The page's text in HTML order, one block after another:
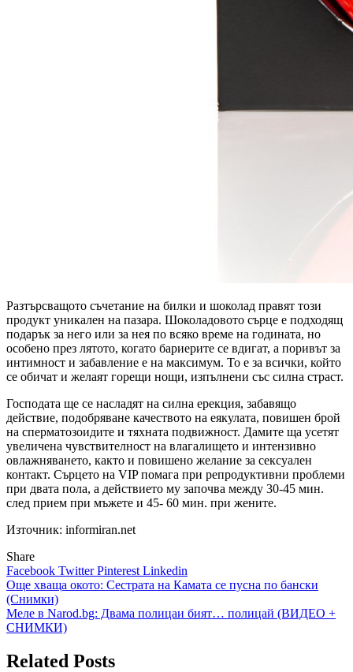
Разтърсващото съчетание на билки и шоколад правят този
продукт уникален на пазара. Шоколадовото сърце е подходящ
подарък за него или за нея по всяко време на годината, но
особено през лятото, когато бариерите се вдигат, а поривът за
интимност и забавление е на максимум. То е за всички, който
се обичат и желаят горещи нощи, изпълнени със силна страст.
Господата ще се насладят на силна ерекция, забавящо
действие, подобряване качеството на еякулата, повишен брой
на сперматозоидите и тяхната подвижност. Дамите ща усетят
увеличена чувствителност на влагалището и интензивно
овлажняването, както и повишено желание за сексуален
контакт. Сърцето на VIP помага при репродуктивни проблеми
при двата пола, а действието му започва между 30-45 мин.
след прием при мъжете и 45- 60 мин. при жените.
Източник: informiran.net
Share
Facebook TwitterPinterest Linkedin
Навигация
Още хваща окото: Сестрата на Камата се пусна по бански
(Снимки)
Меле в Narod.bg: Двама полицаи бият… полицай (ВИДЕО +
СНИМКИ)
Related Posts